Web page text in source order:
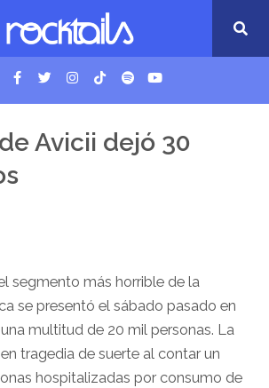
Avicii dejó 30
segmento más horrible de la
se presentó el sábado pasado en
multitud de 20 mil personas. La
tragedia de suerte al contar un
hospitalizadas por consumo de